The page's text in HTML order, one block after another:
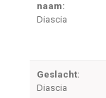
naam:
Diascia
Geslacht:
Diascia